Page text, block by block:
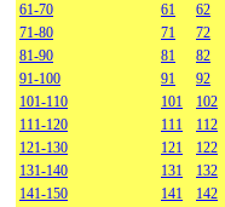
61-70
61 62
71-80
71 72
81-90
81 82
91-100
91 92
101-110
101 102
111-120
111 112
121-130
121 122
131-140
131 132
141-150
141 142